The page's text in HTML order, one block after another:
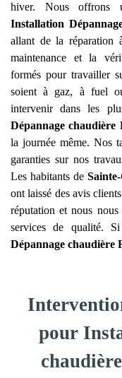
hiver. Nous offrons
Installation
allant de la réparation
maintenance et la
formés pour travailler
soient à gaz, à fuel
intervenir dans les
Dépannage chaudière
la journée même. Nos
garanties sur nos
Les habitants de
ont laissé des avis
réputation et nous
services de qualité.
Dépannage chaudière
pour